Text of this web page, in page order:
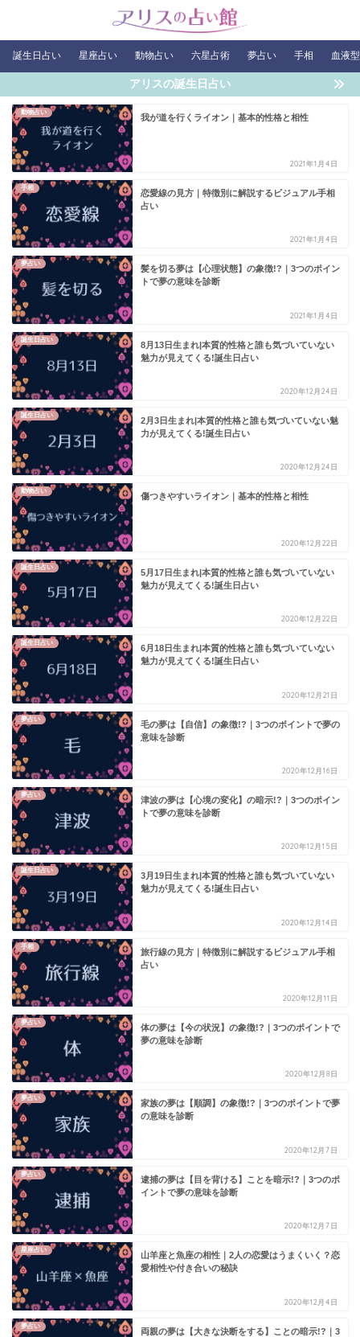
誕生日占い 星座占い 動物占い 六星占術 夢占い 手相 血液
アリスの誕生日占い
動物占い
我が道を行くライオン｜基本的性格と相性
2021年1月4日
手相
恋愛線の見方｜特徴別に解説するビジュアル手相
占い
2021年1月4日
夢占い
髪を切る夢は【心理状態】の象徴!?｜3つのポイン
トで夢の意味を診断
2021年1月4日
誕生日占い
8月13日生まれ|本質的性格と誰も気づいていない
魅力が見えてくる!誕生日占い
2020年12月24日
誕生日占い
2月3日生まれ|本質的性格と誰も気づいていない魅
力が見えてくる!誕生日占い
2020年12月24日
動物占い
傷つきやすいライオン｜基本的性格と相性
2020年12月22日
誕生日占い
5月17日生まれ|本質的性格と誰も気づいていない
魅力が見えてくる!誕生日占い
2020年12月22日
誕生日占い
6月18日生まれ|本質的性格と誰も気づいていない
魅力が見えてくる!誕生日占い
2020年12月21日
夢占い
毛の夢は【自信】の象徴!?｜3つのポイントで夢の
意味を診断
2020年12月16日
夢占い
津波の夢は【心境の変化】の暗示!?｜3つのポイン
トで夢の意味を診断
2020年12月15日
誕生日占い
3月19日生まれ|本質的性格と誰も気づいていない
魅力が見えてくる!誕生日占い
2020年12月14日
手相
旅行線の見方｜特徴別に解説するビジュアル手相
占い
2020年12月11日
夢占い
体の夢は【今の状況】の象徴!?｜3つのポイントで
夢の意味を診断
2020年12月8日
夢占い
家族の夢は【順調】の象徴!?｜3つのポイントで夢
の意味を診断
2020年12月7日
夢占い
逮捕の夢は【目を背ける】ことを暗示!?｜3つのポ
イントで夢の意味を診断
2020年12月7日
星座占い
山羊座と魚座の相性｜2人の恋愛はうまくいく？恋
愛相性や付き合いの秘訣
2020年12月4日
夢占い
両親の夢は【大きな決断をする】ことの暗示!?｜3